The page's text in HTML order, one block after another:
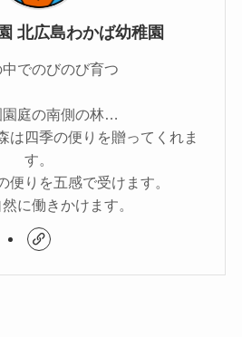
北広島わかば幼稚園
中でのびのび育つ
庭の南側の林…
は四季の便りを贈ってくれま
す。
便りを五感で受けます。
に働きかけます。